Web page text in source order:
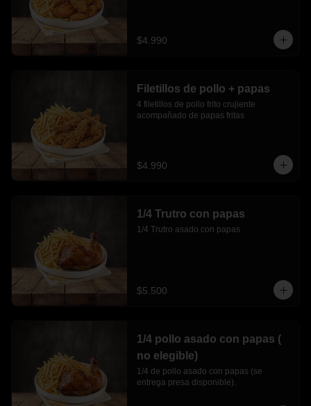
$4.990
Filetillos de pollo + papas
4 filetillos de pollo frito crujiente
acompañado de papas fritas
$4.990
1/4 Trutro con papas
1/4 Trutro asado con papas
$5.500
1/4 pollo asado con papas (
no elegible)
1/4 de pollo asado con papas (se
entrega presa disponible).